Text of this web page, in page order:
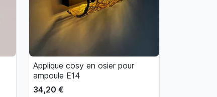
 Aperçu rapide
Applique cosy en osier pour
ampoule E14
34,20 €